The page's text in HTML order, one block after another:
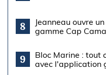
8
Jeanneau ouvre
gamme Cap
9
Bloc Marine : tout
avec l'application